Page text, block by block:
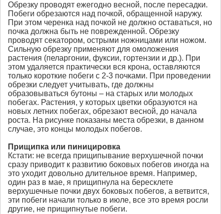
Обрезку проводят ежегодно весной, после пересадки.
Побеги обрезаются над почкой, обращенной наружу.
При этом черенка над почкой не должно оставаться, но
почка должна быть не поврежденной. Обрезку
проводят секатором, острыми ножницами или ножом.
Сильную обрезку применяют для омоложения
растения (пеларгонии, фуксии, гортензии и др.). При
этом удаляется практически вся крона, оставляются
только короткие побеги с 2-3 почками. При проведении
обрезки следует учитывать, где должны
образовываться бутоны – на старых или молодых
побегах. Растения, у которых цветки образуются на
новых летних побегах, обрезают весной, до начала
роста. На рисунке показаны места обрезки, в данном
случае, это концы молодых побегов.
Прищипка или пиницировка
Кстати: не всегда прищипывание верхушечной почки
сразу приводит к развитию боковых побегов иногда на
это уходит довольно длительное время. Например,
один раз в мае, я прищипнула на бересклете
верхушечные почки двух боковых побегов, а ветвится,
эти побеги начали только в июле, все это время росли
другие, не прищипнутые побеги.